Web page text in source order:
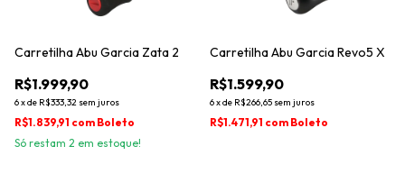
Carretilha Abu Garcia Zata 2
R$1.999,90
6xde R$333,32 sem juros
R$1.839,91 com Boleto
Só restam 2 em estoque!
Carretilha Abu Garcia Revo5 X
R$1.599,90
6xde R$266,65 sem juros
R$1.471,91 com Boleto